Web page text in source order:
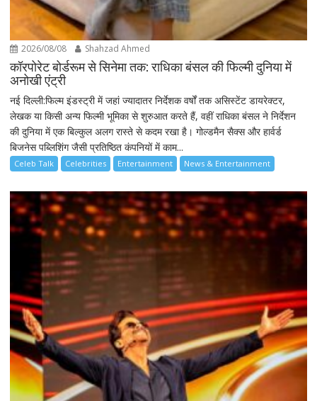
2026/08/08 Shahzad Ahmed
कॉरपोरेट बोर्डरूम से सिनेमा तक: राधिका बंसल की फिल्मी दुनिया में
अनोखी एंट्री
नई दिल्ली:फिल्म इंडस्ट्री में जहां ज्यादातर निर्देशक वर्षों तक असिस्टेंट डायरेक्टर,
लेखक या किसी अन्य फिल्मी भूमिका से शुरुआत करते हैं, वहीं राधिका बंसल ने निर्देशन
की दुनिया में एक बिल्कुल अलग रास्ते से कदम रखा है। गोल्डमैन सैक्स और हार्वर्ड
बिजनेस पब्लिशिंग जैसी प्रतिष्ठित कंपनियों में काम...
Celeb Talk Celebrities Entertainment News & Entertainment